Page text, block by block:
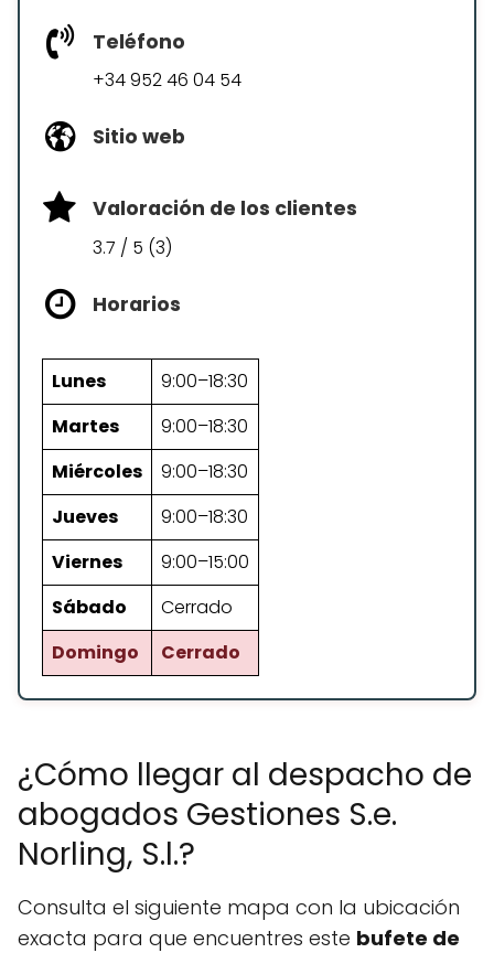
Teléfono
+34 952 46 04 54
Sitio web
Valoración de los clientes
3.7 / 5 (3)
Horarios
Lunes
9:00–18:30
Martes
9:00–18:30
Miércoles
9:00–18:30
Jueves
9:00–18:30
Viernes
9:00–15:00
Sábado
Cerrado
Domingo
Cerrado
¿Cómo llegar al despacho de
abogados Gestiones S.e.
Norling, S.l.?
Consulta el siguiente mapa con la ubicación
exacta para que encuentres este bufete de